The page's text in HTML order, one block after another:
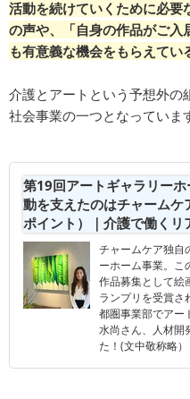
活動を続けていくために必要
の声や、「自身の作品がご入
も有意義な機会をもらえて
介護とアートという予想外の
社会事業の一つとなっていま
第19回アートギャラリー
動を支えたのはチャーム
ポイント）｜介護で働く
チャームケア独自
ーホーム事業。こ
作品募集として絵
ランプリを受賞さ
都圏事業部でアー
水尚さん、人材開
た！(文中敬称略）